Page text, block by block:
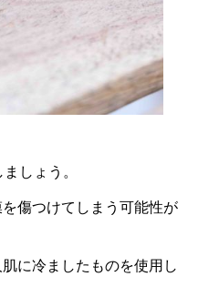
しょう。
傷つけてしまう可能性が
に冷ましたものを使用し